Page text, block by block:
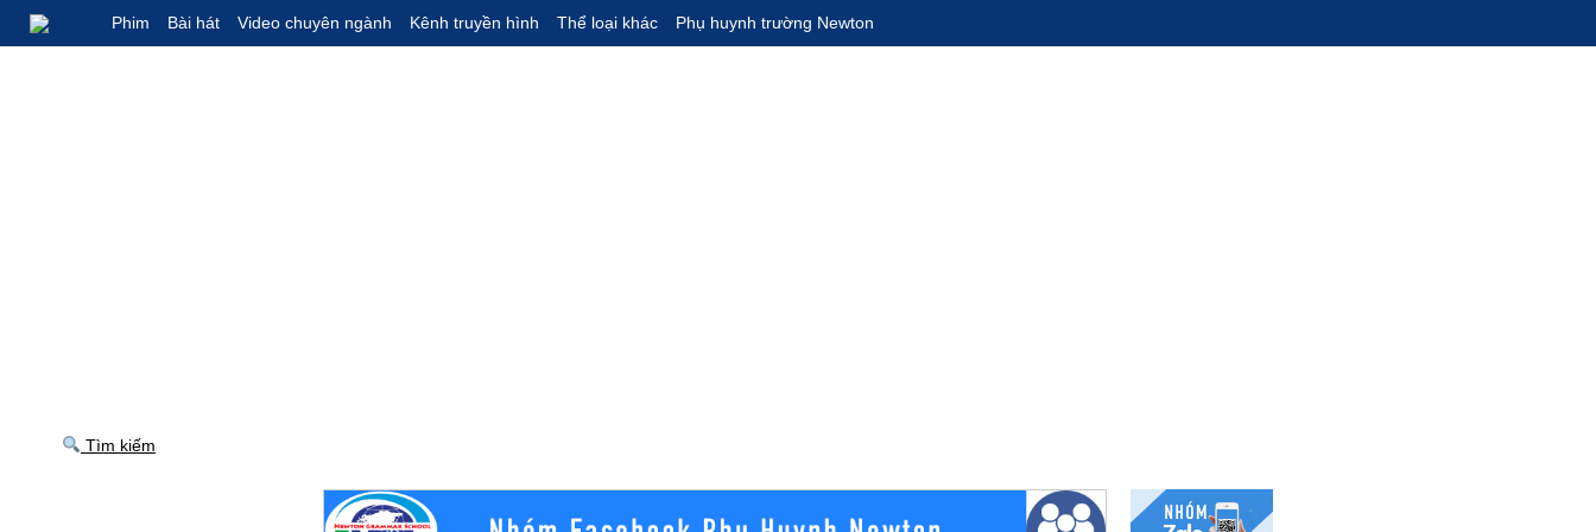
Phim Bài hát Video chuyên ngành Kênh truyền hình Thể loại khác Phụ huynh trường Newton
Tìm kiếm